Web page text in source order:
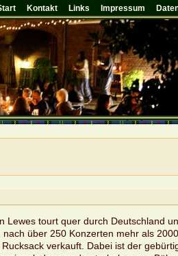
Kontakt Links Impressum
Lewes tourt quer durch Deutsch­land
nach über 250 Kon­zer­ten mehr als
ver­kauft. Dabei ist der